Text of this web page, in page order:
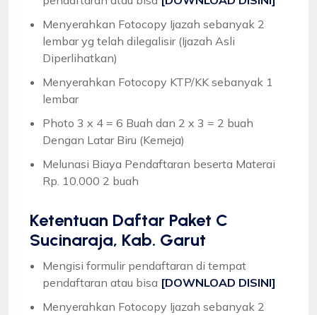
Menyerahkan Fotocopy Ijazah sebanyak 2
lembar yg telah dilegalisir (Ijazah Asli
Diperlihatkan)
Menyerahkan Fotocopy KTP/KK sebanyak 1
lembar
Photo 3 x 4 = 6 Buah dan 2 x 3 = 2 buah
Dengan Latar Biru (Kemeja)
Melunasi Biaya Pendaftaran beserta Materai
Rp. 10.000 2 buah
Ketentuan Daftar Paket C
Sucinaraja, Kab. Garut
Mengisi formulir pendaftaran di tempat
pendaftaran atau bisa [DOWNLOAD DISINI]
Menyerahkan Fotocopy Ijazah sebanyak 2